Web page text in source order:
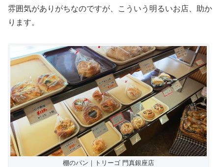
雰囲気がありがちなのですが、こういう明るいお店、助か
ります。
棚のパン｜トリーゴ 門真銀座店